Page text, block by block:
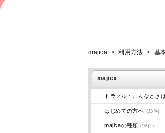
majica > 利用方法 > 基
majica
トラブル・こんなとき
はじめての方へ (23件)
majicaの種類 (92件)